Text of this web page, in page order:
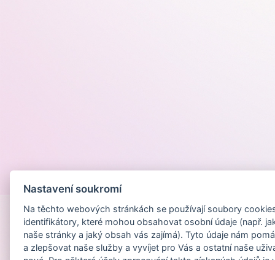
Nastavení soukromí
Na těchto webových stránkách se používají soubory
identifikátory, které mohou obsahovat osobní údaje (např.
naše stránky a jaký obsah vás zajímá). Tyto údaje nám
a zlepšovat naše služby a vyvíjet pro Vás a ostatní naše